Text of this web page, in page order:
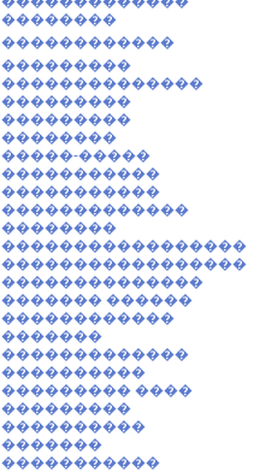
��������
������������
���������
��������������
���������
���������
��������
�����-�����
�����������
�����������
�������������
��������
�����������������
�����������������
��������������
������� ������
������������
�������
�������������
����������
��������� ����
���������
����������
�������
�����������